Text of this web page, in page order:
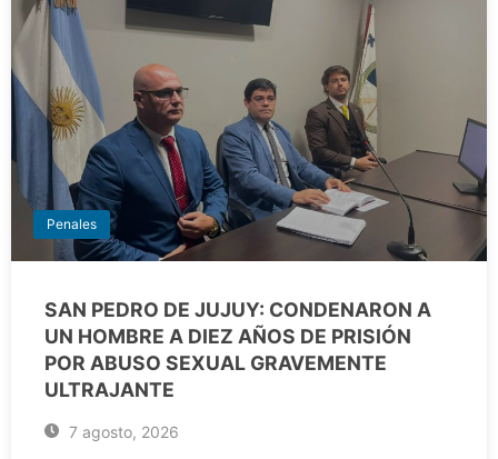
Penales
SAN PEDRO DE JUJUY: CONDENARON A
UN HOMBRE A DIEZ AÑOS DE PRISIÓN
POR ABUSO SEXUAL GRAVEMENTE
ULTRAJANTE
7 agosto, 2026